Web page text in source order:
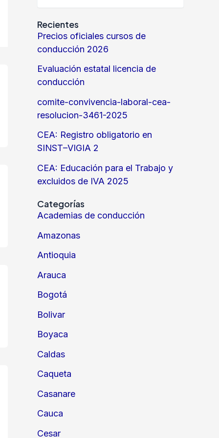
Recientes
Precios oficiales cursos de
conducción 2026
Evaluación estatal licencia de
conducción
comite-convivencia-laboral-cea-
resolucion-3461-2025
CEA: Registro obligatorio en
SINST–VIGIA 2
CEA: Educación para el Trabajo y
excluidos de IVA 2025
Categorías
Academias de conducción
Amazonas
Antioquia
Arauca
Bogotá
Bolivar
Boyaca
Caldas
Caqueta
Casanare
Cauca
Cesar